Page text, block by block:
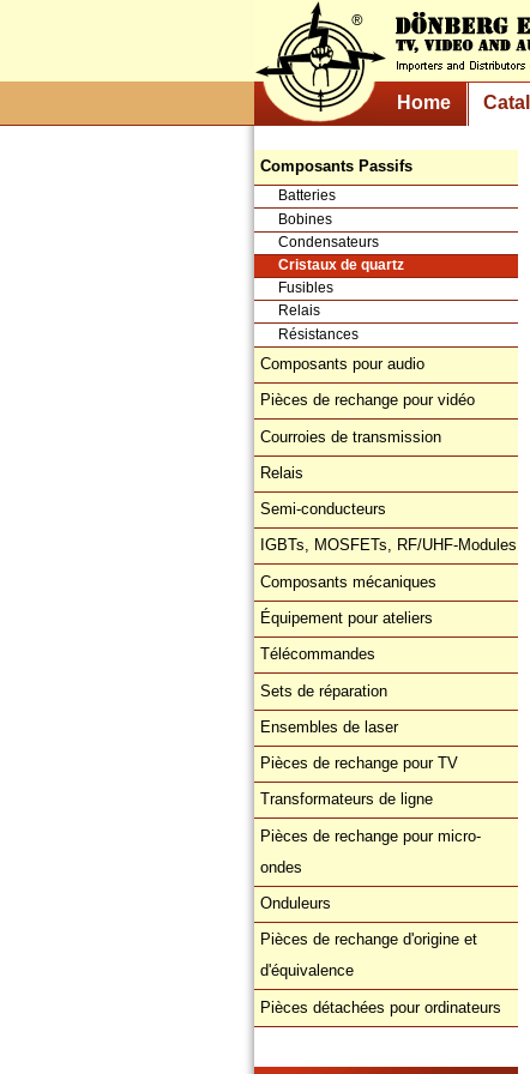
Home
Composants Passifs
Batteries
Bobines
Condensateurs
Cristaux de quartz
Fusibles
Relais
Résistances
Composants pour audio
Pièces de rechange pour vidéo
Courroies de transmission
Relais
Semi-conducteurs
IGBTs, MOSFETs, RF/UHF-Modules
Composants mécaniques
Équipement pour ateliers
Télécommandes
Sets de réparation
Ensembles de laser
Pièces de rechange pour TV
Transformateurs de ligne
Pièces de rechange pour micro-
ondes
Onduleurs
Pièces de rechange d'origine et
d'équivalence
Pièces détachées pour ordinateurs